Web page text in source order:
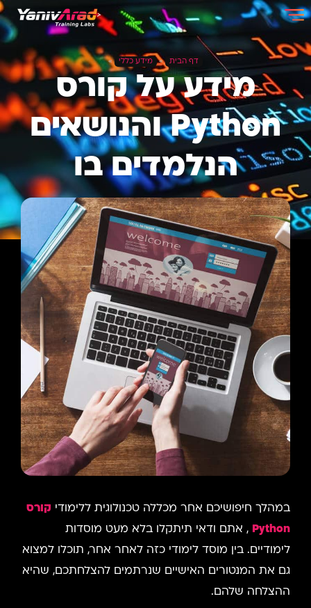
דף הבית » מידע כללי »
מידע על קורס
Python והנושאים
הנלמדים בו
במהלך חיפושיכם אחר מכללה טכנולוגית ללימודי קורס
Python , אתם ודאי תיתקלו בלא מעט מוסדות
לימודיים. בין מוסד לימודי כזה לאחר אחר, תוכלו למצוא
גם את המנטורים האישיים שנרתמים להצלחתכם, שהיא
ההצלחה שלהם.